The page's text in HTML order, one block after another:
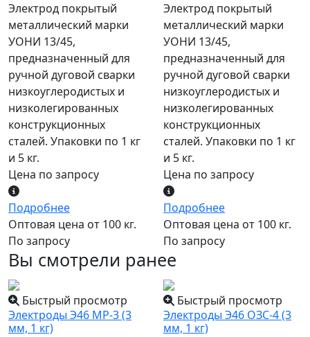
Электрод покрытый
металлический марки
УОНИ 13/45,
предназначенный для
ручной дуговой сварки
низкоуглеродистых и
низколегированных
конструкционных
сталей. Упаковки по 1 кг
и 5 кг.
Цена по запросу
Подробнее
Оптовая цена от 100 кг.
По запросу
Электрод покрытый
металлический марки
УОНИ 13/45,
предназначенный для
ручной дуговой сварки
низкоуглеродистых и
низколегированных
конструкционных
сталей. Упаковки по 1 кг
и 5 кг.
Цена по запросу
Подробнее
Оптовая цена от 100 кг.
По запросу
Вы смотрели ранее
Быстрый просмотр
Электроды Э46 МР-3 (3
мм, 1 кг)
Быстрый просмотр
Электроды Э46 ОЗС-4 (3
мм, 1 кг)